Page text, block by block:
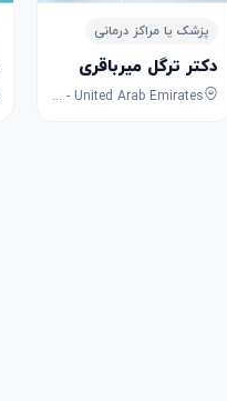
پزشک یا مراکز درمانی
دکتر ترگل میرباقری
Dubai - United Arab Emirates